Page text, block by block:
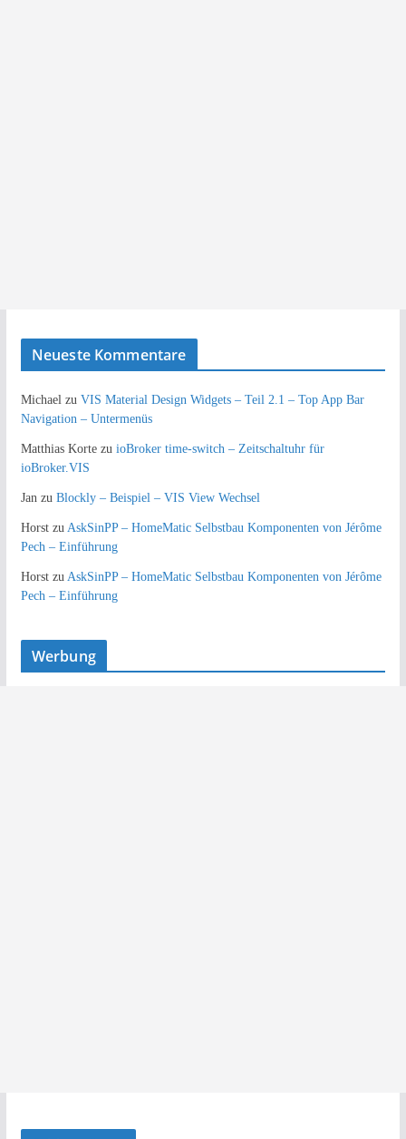
Neueste Kommentare
Michaelzu VIS Material Design Widgets – Teil 2.1 – Top App Bar
Navigation – Untermenüs
Matthias Kortezu ioBroker time-switch – Zeitschaltuhr für
ioBroker.VIS
Janzu Blockly – Beispiel – VIS View Wechsel
Horstzu AskSinPP – HomeMatic Selbstbau Komponenten von Jérôme
Pech – Einführung
Horstzu AskSinPP – HomeMatic Selbstbau Komponenten von Jérôme
Pech – Einführung
Werbung